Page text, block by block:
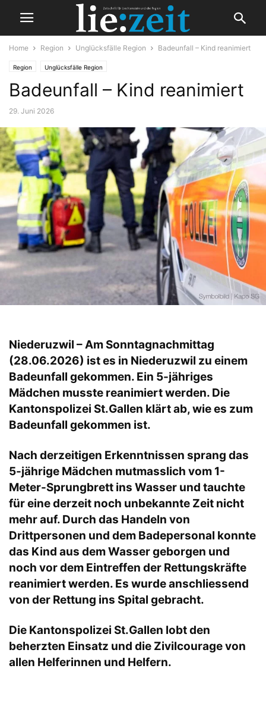
Home Region Unglücksfälle Region Badeunfall – Kind reanimiert
Region Unglücksfälle Region
Badeunfall – Kind reanimiert
29. Juni 2026
Niederuzwil – Am Sonntagnachmittag
(28.06.2026) ist es in Niederuzwil zu einem
Badeunfall gekommen. Ein 5-jähriges
Mädchen musste reanimiert werden. Die
Kantonspolizei St.Gallen klärt ab, wie es zum
Badeunfall gekommen ist.
Nach derzeitigen Erkenntnissen sprang das
5-jährige Mädchen mutmasslich vom 1-
Meter-Sprungbrett ins Wasser und tauchte
für eine derzeit noch unbekannte Zeit nicht
mehr auf. Durch das Handeln von
Drittpersonen und dem Badepersonal konnte
das Kind aus dem Wasser geborgen und
noch vor dem Eintreffen der Rettungskräfte
reanimiert werden. Es wurde anschliessend
von der Rettung ins Spital gebracht.
Die Kantonspolizei St.Gallen lobt den
beherzten Einsatz und die Zivilcourage von
allen Helferinnen und Helfern.